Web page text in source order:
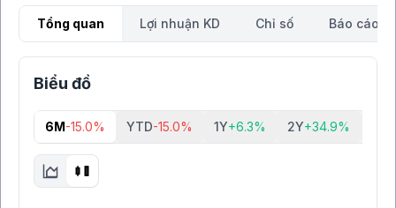
Tổng quan Lợi nhuận KD Chỉ số Báo cáo
Biểu đồ
6M-15.0% YTD-15.0% 1Y+6.3% 2Y+34.9%